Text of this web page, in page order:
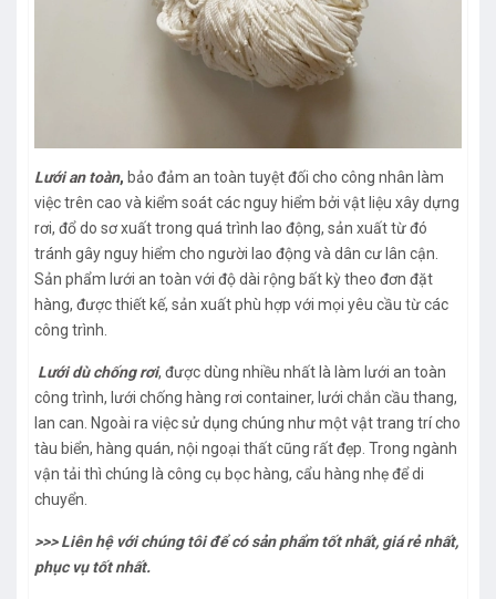
Lưới an toàn, bảo đảm an toàn tuyệt đối cho công nhân làm
việc trên cao và kiểm soát các nguy hiểm bởi vật liệu xây dựng
rơi, đổ do sơ xuất trong quá trình lao động, sản xuất từ đó
tránh gây nguy hiểm cho người lao động và dân cư lân cận.
Sản phẩm lưới an toàn với độ dài rộng bất kỳ theo đơn đặt
hàng, được thiết kế, sản xuất phù hợp với mọi yêu cầu từ các
công trình.
Lưới dù chống rơi, được dùng nhiều nhất là làm lưới an toàn
công trình, lưới chống hàng rơi container, lưới chắn cầu thang,
lan can. Ngoài ra việc sử dụng chúng như một vật trang trí cho
tàu biển, hàng quán, nội ngoại thất cũng rất đẹp. Trong ngành
vận tải thì chúng là công cụ bọc hàng, cẩu hàng nhẹ để di
chuyển.
>>> Liên hệ với chúng tôi để có sản phẩm tốt nhất, giá rẻ nhất,
phục vụ tốt nhất.